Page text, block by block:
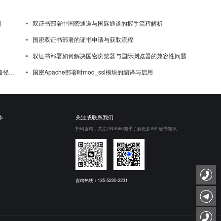
双证书部署中国密通道与国际通道的握手流程解析
国密双证书部署的证书申请与获取流程
双证书部署如何解决国密浏览器与国际浏览器的兼容性问题
择 国密Apache部署时mod_ssl模块的编译与启用
关注或联系我们
扫码咨询，关注DNS666知乎了解更多SSL证书知识
咨询热线：135-5220-2231